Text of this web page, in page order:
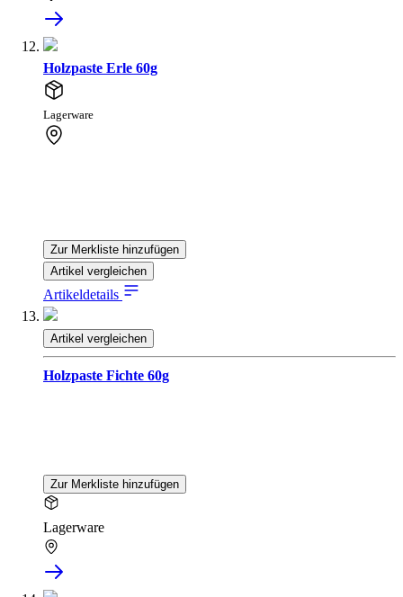
Holzpaste Erle 60g
Lagerware
Zur Merkliste hinzufügen
Artikel vergleichen
Artikeldetails
Artikel vergleichen
Holzpaste Fichte 60g
Zur Merkliste hinzufügen
Lagerware